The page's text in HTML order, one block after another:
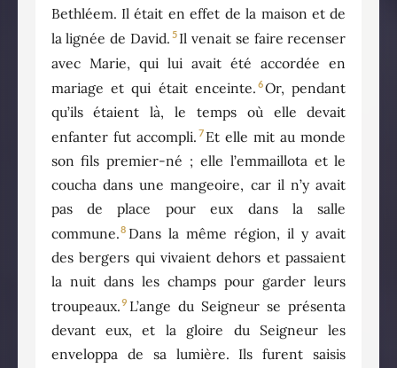
Bethléem. Il était en effet de la maison et de
la lignée de David. 5 Il venait se faire recenser
avec Marie, qui lui avait été accordée en
mariage et qui était enceinte. 6Or, pendant
qu’ils étaient là, le temps où elle devait
enfanter fut accompli. 7 Et elle mit au monde
son fils premier-né ; elle l’emmaillota et le
coucha dans une mangeoire, car il n’y avait
pas de place pour eux dans la salle
commune.8 Dans la même région, il y avait
des bergers qui vivaient dehors et passaient
la nuit dans les champs pour garder leurs
troupeaux.9 L’ange du Seigneur se présenta
devant eux, et la gloire du Seigneur les
enveloppa de sa lumière. Ils furent saisis